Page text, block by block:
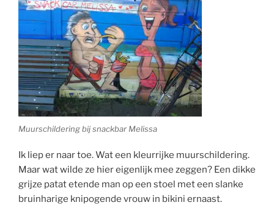
Muurschildering bij snackbar Melissa
Ik liep er naar toe. Wat een kleurrijke muurschildering.
Maar wat wilde ze hier eigenlijk mee zeggen? Een dikke
grijze patat etende man op een stoel met een slanke
bruinharige knipogende vrouw in bikini ernaast.